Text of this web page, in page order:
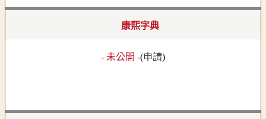
康熙字典
- 未公開 -(申請)